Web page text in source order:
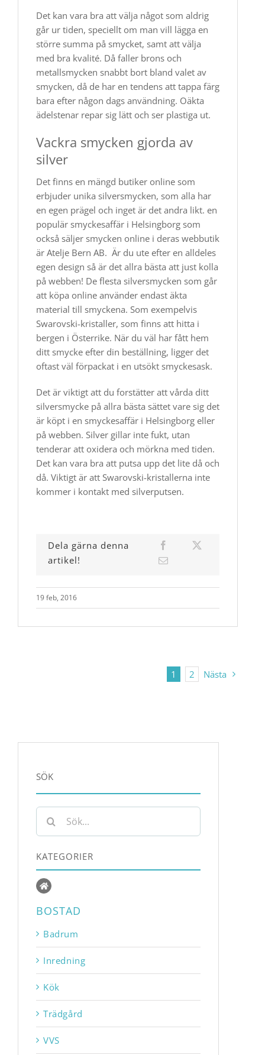
Det kan vara bra att välja något som aldrig
går ur tiden, speciellt om man vill lägga en
större summa på smycket, samt att välja
med bra kvalité. Då faller brons och
metallsmycken snabbt bort bland valet av
smycken, då de har en tendens att tappa färg
bara efter någon dags användning. Oäkta
ädelstenar repar sig lätt och ser plastiga ut.
Vackra smycken gjorda av
silver
Det finns en mängd butiker online som
erbjuder unika silversmycken, som alla har
en egen prägel och inget är det andra likt. en
populär smyckesaffär i Helsingborg som
också säljer smycken online i deras webbutik
är Atelje Bern AB. Är du ute efter en alldeles
egen design så är det allra bästa att just kolla
på webben! De flesta silversmycken som går
att köpa online använder endast äkta
material till smyckena. Som exempelvis
Swarovski-kristaller, som finns att hitta i
bergen i Österrike. När du väl har fått hem
ditt smycke efter din beställning, ligger det
oftast väl förpackat i en utsökt smyckesask.
Det är viktigt att du forstätter att vårda ditt
silversmycke på allra bästa sättet vare sig det
är köpt i en smyckesaffär i Helsingborg eller
på webben. Silver gillar inte fukt, utan
tenderar att oxidera och mörkna med tiden.
Det kan vara bra att putsa upp det lite då och
då. Viktigt är att Swarovski-kristallerna inte
kommer i kontakt med silverputsen.
Dela gärna denna
artikel!
19 feb, 2016
1 2 Nästa
SÖK
efter:
KATEGORIER
BOSTAD
Badrum
Inredning
Kök
Trädgård
VVS